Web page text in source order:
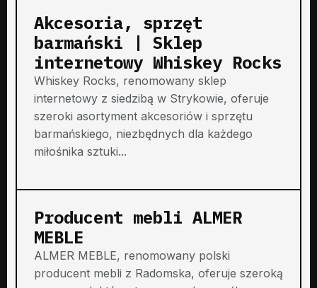
Akcesoria, sprzęt
barmański | Sklep
internetowy Whiskey Rocks
Whiskey Rocks, renomowany sklep
internetowy z siedzibą w Strykowie, oferuje
szeroki asortyment akcesoriów i sprzętu
barmańskiego, niezbędnych dla każdego
miłośnika sztuki...
Producent mebli ALMER
MEBLE
ALMER MEBLE, renomowany polski
producent mebli z Radomska, oferuje szeroką